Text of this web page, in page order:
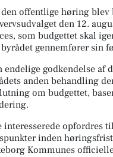
den offentlige høring
den 12.
som budgettet skal
gennemfører sin
endelige godkendelse af
anden behandling
om budgettet,
interesserede opfordres
inden
Kommunes